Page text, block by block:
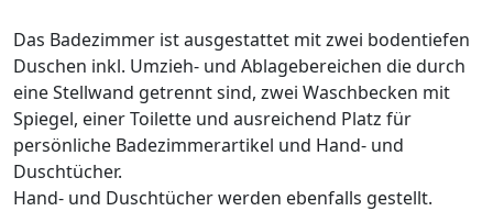
Das Badezimmer ist ausgestattet mit zwei bodentiefen
Duschen inkl. Umzieh- und Ablagebereichen die durch
eine Stellwand getrennt sind, zwei Waschbecken mit
Spiegel, einer Toilette und ausreichend Platz für
persönliche Badezimmerartikel und Hand- und
Duschtücher.
Hand- und Duschtücher werden ebenfalls gestellt.